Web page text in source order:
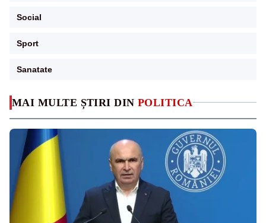
MAI MULTE ȘTIRI DIN POLITICA
Social
Sport
Sanatate